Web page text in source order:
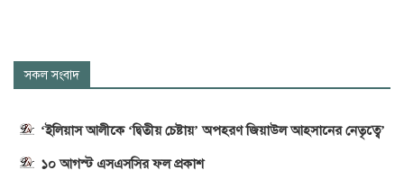
সকল সংবাদ
‘ইলিয়াস আলীকে ‘দ্বিতীয় চেষ্টায়’ অপহরণ জিয়াউল আহসানের নেতৃত্বে’
১০ আগস্ট এসএসসির ফল প্রকাশ